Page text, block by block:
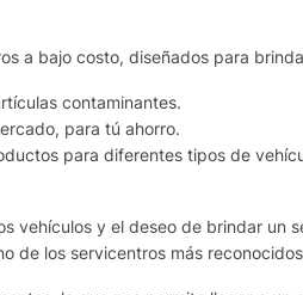
a bajo costo, diseñados para
contaminantes.
para tú ahorro.
para diferentes tipos de
vehículos y el deseo de brindar
de los servicentros más